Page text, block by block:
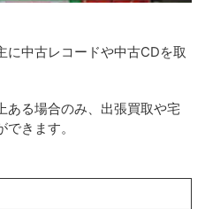
に中古レコードや中古CDを取
ある場合のみ、出張買取や宅
きます。